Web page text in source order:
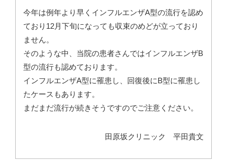
今年は例年より早くインフルエンザA型の流行を認め
ており12月下旬になっても収束のめどが立っており
ません。
そのような中、当院の患者さんではインフルエンザB
型の流行も認めております。
インフルエンザA型に罹患し、回復後にB型に罹患し
たケースもあります。
まだまだ流行が続きそうですのでご注意ください。
田原坂クリニック 平田貴文